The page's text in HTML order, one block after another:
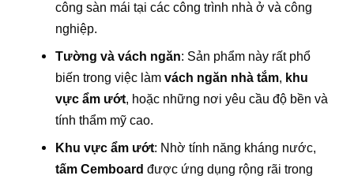
công sàn mái tại các công trình nhà ở và công
nghiệp.
Tường và vách ngăn: Sản phẩm này rất phổ
biến trong việc làm vách ngăn nhà tắm, khu
vực ẩm ướt, hoặc những nơi yêu cầu độ bền và
tính thẩm mỹ cao.
Khu vực ẩm ướt: Nhờ tính năng kháng nước,
tấm Cemboard được ứng dụng rộng rãi trong